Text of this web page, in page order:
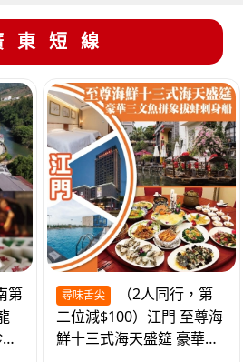
東短線
尋味舌尖
二位減$100）江門 至尊海
鮮十三式海天盛筵 豪華三